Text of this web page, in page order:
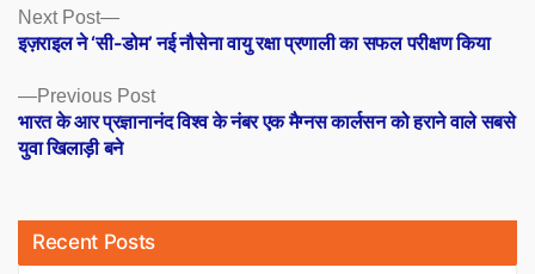
Posts
navigation
Previous PostPrevious
post:
भारत के आर प्रज्ञानानंद विश्व के नंबर एक मैग्नस कार्लसन को हराने वाले सबसे
युवा खिलाड़ी बने
Next Post
Next
post:
इज़राइल ने ‘सी-डोम’ नई नौसेना वायु रक्षा प्रणाली का सफल परीक्षण किया
Recent Posts